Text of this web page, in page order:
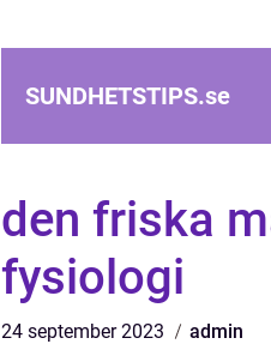
SUNDHETSTIPS.se
den friska
fysiologi
24 september 2023 admin